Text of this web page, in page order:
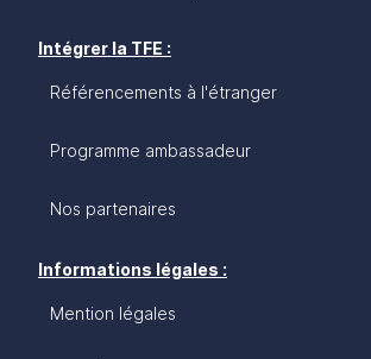
Intégrer la TFE :
Référencements à l'étranger
Programme ambassadeur
Nos partenaires
Informations légales :
Mention légales